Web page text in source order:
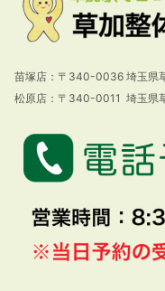
苗塚店：〒340-0036 埼玉県
松原店：〒340-0011 埼玉